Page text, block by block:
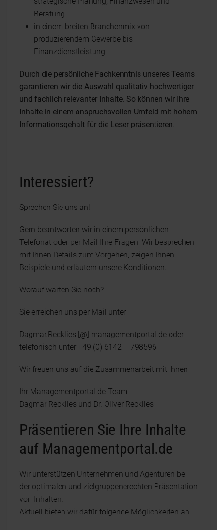
Beratung
in einem breiten Branchenmix von
produzierendem Gewerbe bis
Finanzdienstleistung
Durch die persönliche Fachkenntnis unseres Teams
garantieren wir die Auswahl qualitativ hochwertiger
und fachlich relevanter Inhalte. So können wir Ihre
Inhalte in einem anspruchsvollen Umfeld mit hohem
Informationsgehalt für die Leser präsentieren.
Interessiert?
Sprechen Sie uns an!
Gern beantworten wir in einem persönlichen
Telefonat oder per Mail Ihre Fragen. Wir besprechen
mit Ihnen Details zum Vorgehen, zeigen Ihnen
Beispiele und erläutern unsere Konditionen.
Worauf warten Sie noch?
Sie erreichen uns per Mail unter
Dagmar.Recklies [@] managementportal.de oder
telefonisch unter +49 (0) 6142 – 798596
Wir freuen uns auf die Zusammenarbeit mit Ihnen
Ihr Managementportal.de-Team
Dagmar Recklies und Dr. Oliver Recklies
Präsentieren Sie Ihre Inhalte
auf Managementportal.de
Wir unterstützen Unternehmen und Agenturen bei
der optimalen und zielgruppenerechten Präsentation
von Inhalten.
Aktuell bieten wir dafür folgende Möglichkeiten an